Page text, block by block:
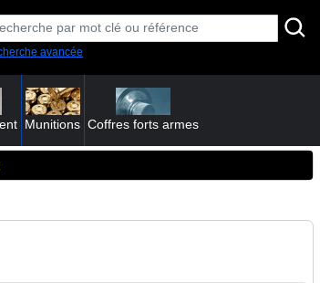
avancée
Munitions Coffres forts armes